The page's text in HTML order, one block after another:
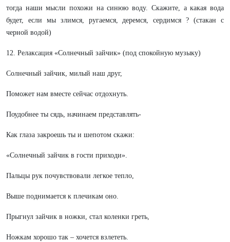
тогда наши мысли похожи на синюю воду. Скажите, а какая вода
будет, если мы злимся, ругаемся, деремся, сердимся ? (стакан с
черной водой)
12. Релаксация «Солнечный зайчик» (под спокойную музыку)
Солнечный зайчик, милый наш друг,
Поможет нам вместе сейчас отдохнуть.
Поудобнее ты сядь, начинаем представлять-
Как глаза закроешь ты и шепотом скажи:
«Солнечный зайчик в гости приходи».
Пальцы рук почувствовали легкое тепло,
Выше поднимается к плечикам оно.
Прыгнул зайчик в ножки, стал коленки греть,
Ножкам хорошо так – хочется взлететь.